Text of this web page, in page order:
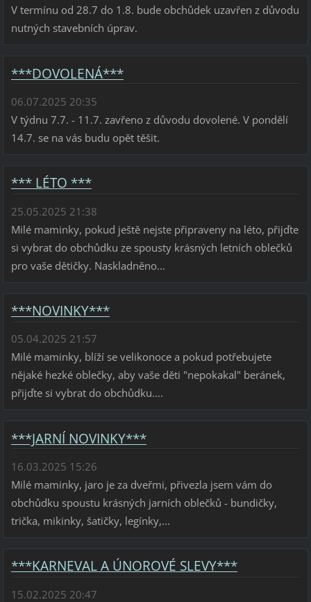
V termínu od 28.7 do 1.8. bude obchůdek uzavřen z důvodu
nutných stavebních úprav.
***DOVOLENÁ***
06.07.2025 20:35
V týdnu 7.7. - 11.7. zavřeno z důvodu dovolené. V pondělí
14.7. se na vás budu opět těšit.
*** LÉTO ***
25.05.2025 21:38
Milé maminky, pokud ještě nejste připraveny na léto, přijďte
si vybrat do obchůdku ze spousty krásných letních oblečků
pro vaše dětičky. Naskladněno...
***NOVINKY***
05.04.2025 21:57
Milé maminky, blíží se velikonoce a pokud potřebujete
nějaké hezké oblečky, aby vaše děti "nepokakal" beránek,
přijďte si vybrat do obchůdku....
***JARNÍ NOVINKY***
16.03.2025 15:26
Milé maminky, jaro je za dveřmi, přivezla jsem vám do
obchůdku spoustu krásných jarních oblečků - bundičky,
trička, mikinky, šatičky, legínky,...
***KARNEVAL A ÚNOROVÉ SLEVY***
15.02.2025 20:47